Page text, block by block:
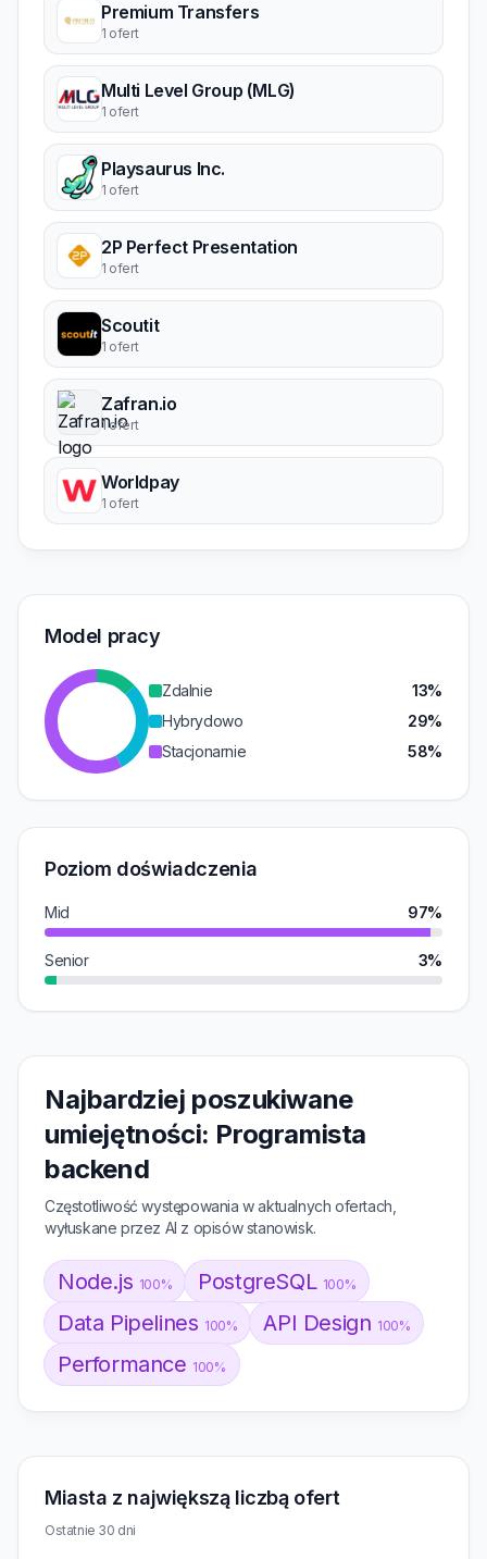
Premium Transfers
1 ofert
Multi Level Group (MLG)
1 ofert
Playsaurus Inc.
1 ofert
2P Perfect Presentation
1 ofert
Scoutit
1 ofert
Zafran.io
1 ofert
Worldpay
1 ofert
Model pracy
Zdalnie
13%
Hybrydowo
29%
Stacjonarnie
58%
Poziom doświadczenia
Mid 97%
Senior 3%
Najbardziej poszukiwane
umiejętności: Programista
backend
Częstotliwość występowania w aktualnych ofertach,
wyłuskane przez AI z opisów stanowisk.
Node.js 100% PostgreSQL 100%
Data Pipelines 100% API Design 100%
Performance 100%
Miasta z największą liczbą ofert
Ostatnie 30 dni